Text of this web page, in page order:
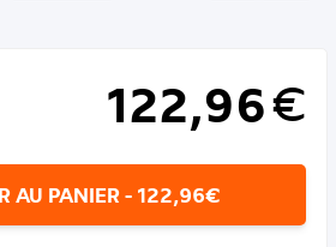
122,96€
AU PANIER - 122,96€